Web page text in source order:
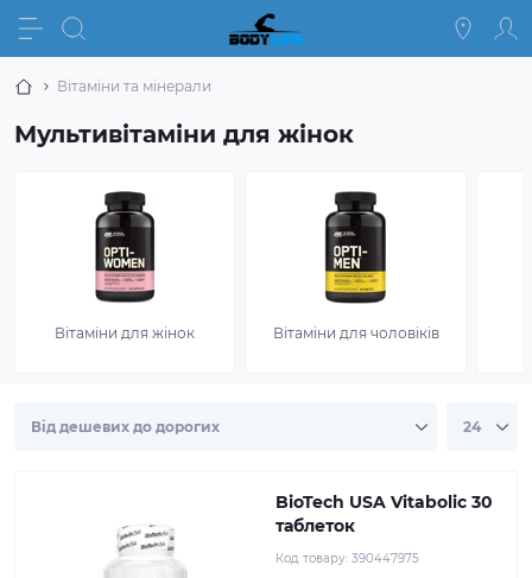
Вітаміни та мінерали
Мультивітаміни для жінок
Вітаміни для жінок Вітаміни для чоловіків
BioTech USA Vitabolic 30
таблеток
Код товару: 390447975